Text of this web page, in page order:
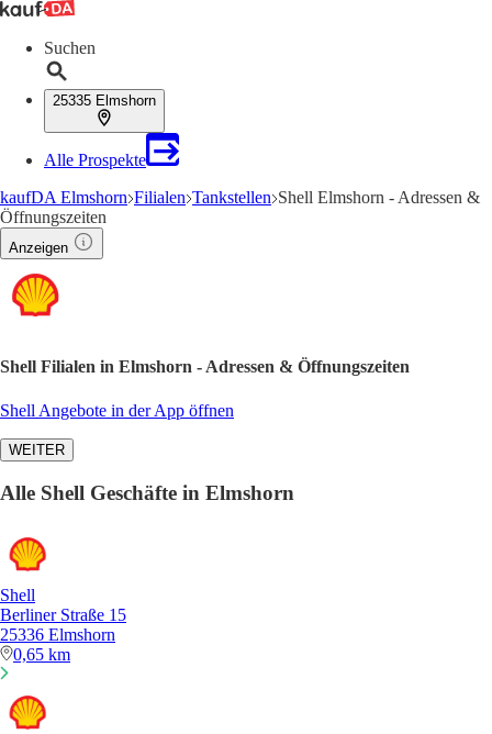
Suchen
25335 Elmshorn
Alle Prospekte
kaufDA Elmshorn Filialen Tankstellen Shell Elmshorn - Adressen &
Öffnungszeiten
Anzeigen
Shell Filialen in Elmshorn - Adressen & Öffnungszeiten
Shell Angebote in der App öffnen
WEITER
Alle Shell Geschäfte in Elmshorn
Shell
Berliner Straße 15
25336 Elmshorn
0,65 km